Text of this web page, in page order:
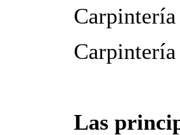
Carpintería
Las